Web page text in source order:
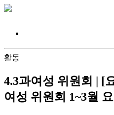
활동
4.3과여성 위원회 | [
여성 위원회 1~3월